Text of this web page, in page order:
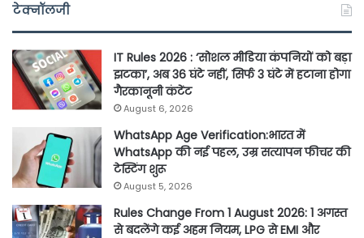
टेक्नॉलजी
IT Rules 2026 : ‘सोशल मीडिया कंपनियों को बड़ा
झटका’, अब 36 घंटे नहीं, सिर्फ 3 घंटे में हटाना होगा
गैरकानूनी कंटेंट
August 6, 2026
WhatsApp Age Verification:भारत में
WhatsApp की नई पहल, उम्र सत्यापन फीचर की
टेस्टिंग शुरू
August 5, 2026
Rules Change From 1 August 2026: 1 अगस्त
से बदलेंगे कई अहम नियम, LPG से EMI और